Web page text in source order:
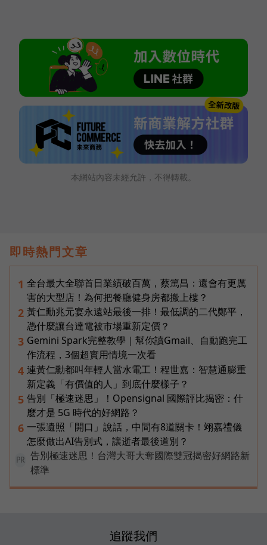
本網站內容未經允許，不得轉載。
即時熱門文章
1 全台最大全聯首日業績破百萬，蔡篤昌：還會有更厲
害的大型店！為何把餐廳健身房都搬上樓？
2 黃仁勳兆元宴永遠站最後一排！最低調的二代鄭平，
憑什麼讓台達電被市場重新定價？
3 Gemini Spark完整教學｜幫你讀Gmail、自動跑完工
作流程，3個超實用情境一次看
4 連黃仁勳都叫年輕人當水電工！程世嘉：智慧通膨重
新定義「有價值的人」到底什麼樣子？
5 告別「極速迷思」！Opensignal 國際評比揭密：什
麼才是 5G 時代的好網路？
6 一張遺照「開口」說話，中間有8道關卡！翊嘉禮儀
怎麼做出AI告別式，讓逝者最後道別？
PR
告別極速迷思！台灣大哥大奪國際雙冠揭密好網路新
標準
追蹤我們